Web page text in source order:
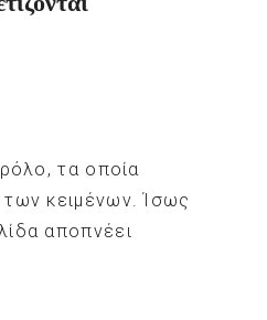
τα οποία
κειμένων. Ίσως
αποπνέει